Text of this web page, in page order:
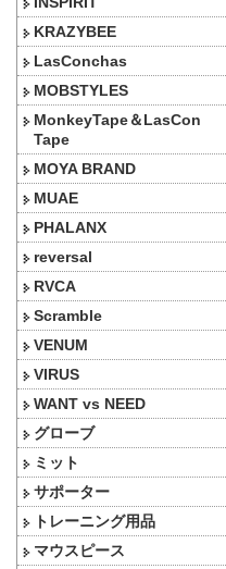
KRAZYBEE
LasConchas
MOBSTYLES
MonkeyTape＆LasCon
Tape
MOYA BRAND
MUAE
PHALANX
reversal
RVCA
Scramble
VENUM
VIRUS
WANT vs NEED
グローブ
ミット
サポーター
トレーニング用品
マウスピース